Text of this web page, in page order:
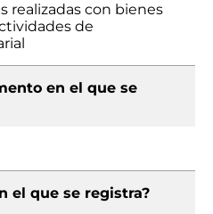
realizadas con bienes
de
en el que se
el que se registra?